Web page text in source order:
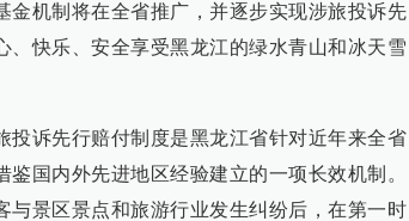
金机制将在全省推广，并逐步实现涉旅投诉先
、快乐、安全享受黑龙江的绿水青山和冰天雪
投诉先行赔付制度是黑龙江省针对近年来全省
国内外先进地区经验建立的一项长效机制。
与景区景点和旅游行业发生纠纷后，在第一时